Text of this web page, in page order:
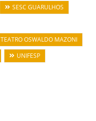
SESC GUARULHOS
TEATRO OSWALDO MAZONI
UNIFESP